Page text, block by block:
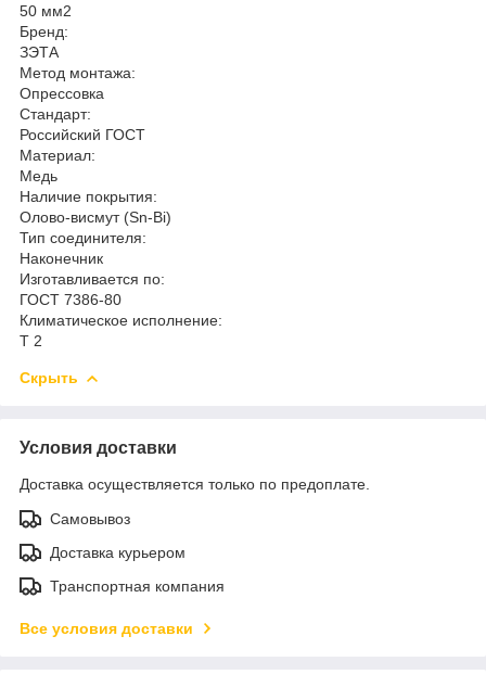
50 мм2
Бренд:
ЗЭТА
Метод монтажа:
Опрессовка
Стандарт:
Российский ГОСТ
Материал:
Медь
Наличие покрытия:
Олово-висмут (Sn-Bi)
Тип соединителя:
Наконечник
Изготавливается по:
ГОСТ 7386-80
Климатическое исполнение:
Т 2
Скрыть
Условия доставки
Доставка осуществляется только по предоплате.
Самовывоз
Доставка курьером
Транспортная компания
Все условия доставки